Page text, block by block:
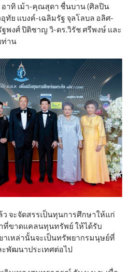
าทิ เม้า-คุณสุดา ชื่นบาน (ศิลปิน
ทัย แบงค์-เฉลิมรัฐ จุลโลบล อลิศ-
งศ์ ปิติชาญ วิ-ดร.วิรัช ศรีพงษ์ และ
ท่าน
จะจัดสรรเป็นทุนการศึกษาให้แก่
ที่ขาดแคลนทุนทรัพย์ ให้ได้รับ
าเหล่านั้นจะเป็นทรัพยากรมนุษย์ที่
พัฒนาประเทศต่อไป